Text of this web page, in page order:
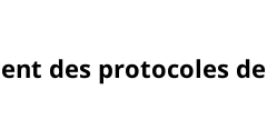
des protocoles de